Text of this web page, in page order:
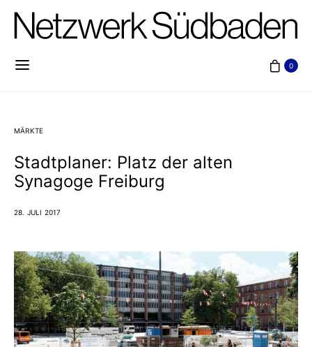
0
MÄRKTE
Stadtplaner: Platz der alten
Synagoge Freiburg
28. JULI 2017